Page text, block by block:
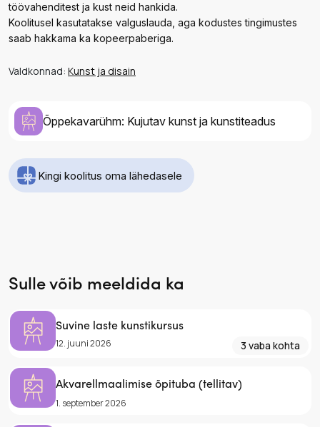
töövahenditest ja kust neid hankida.
Koolitusel kasutatakse valguslauda, aga kodustes tingimustes
saab hakkama ka kopeerpaberiga.
Valdkonnad: Kunst ja disain
Õppekavarühm: Kujutav kunst ja kunstiteadus
Kingi koolitus oma lähedasele
Sulle võib meeldida ka
Suvine laste kunstikursus
12. juuni 2026 3 vaba kohta
Akvarellmaalimise õpituba (tellitav)
1. september 2026